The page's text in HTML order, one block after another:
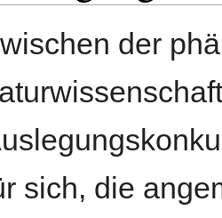
der
sich, die